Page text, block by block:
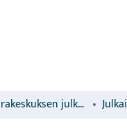
Luonnonvarakeskuksen julkaisut